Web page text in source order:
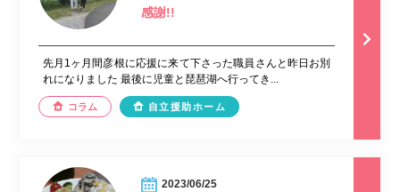
感謝!!
先月1ヶ月間彦根に応援に来て下さった職員さんと昨日お別
れになりました 最後に児童と琵琶湖へ行ってき...
コラム 自立援助ホーム
2023/06/25